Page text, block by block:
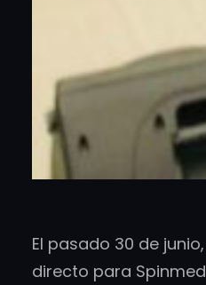
El pasado 30 de
directo para